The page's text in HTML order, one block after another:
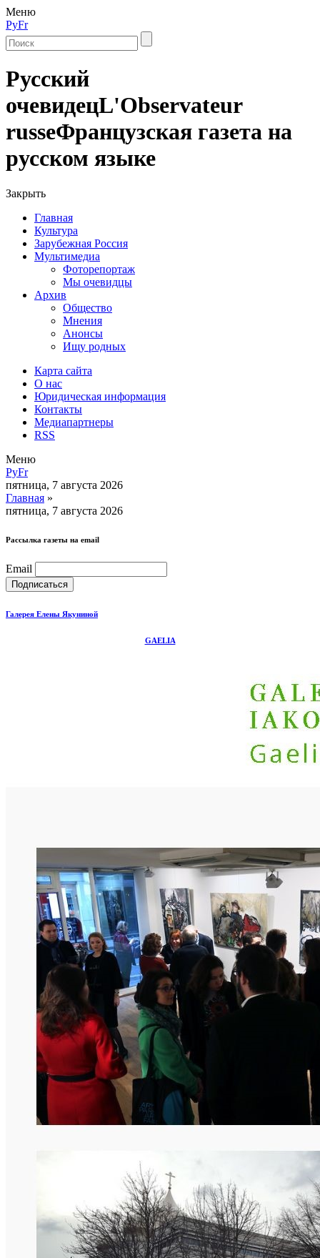
Меню
РуFr
Русский
очевидецL'Observateur
russeФранцузская газета на
русском языке
Закрыть
Главная
Культура
Зарубежная Россия
Мультимедиа
Фоторепортаж
Мы очевидцы
Архив
Общество
Мнения
Анонсы
Ищу родных
Карта сайта
О нас
Юридическая информация
Контакты
Медиапартнеры
RSS
Меню
РуFr
пятница, 7 августа 2026
Главная »
пятница, 7 августа 2026
Рассылка газеты на email
Email
Галерея Елены Якуниной
GAELIA